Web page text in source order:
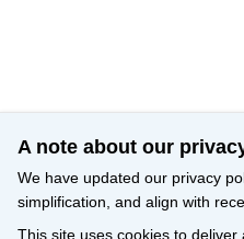
A note about our
We have updated our privacy
simplification, and align with
This site uses cookies to